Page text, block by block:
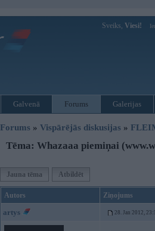
Sveiks, Viesi!
Galvenā Forums Galerijas
Forums » Vispārējās diskusijas »
Tēma: Whazaaa piemiņai
Jauna tēma Atbildēt
Autors Ziņojums
artys 28. Jan 2012,